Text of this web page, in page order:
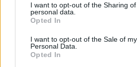
not limited to your visit or usage
grant or deny consent to Google and
use your data for below specified
consent section.
I want to opt-out of the Sharing
personal data.
Opted In
I want to opt-out of the Sale of my
Personal Data.
Opted In
A Mitropa Kupa értékelésében még
Juhász Csaba – Pásztor Tamás
kupa értékelés hetedik helyén.
A Historic Mitropa Kupában